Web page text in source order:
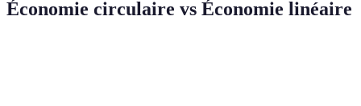
Économie circulaire vs Économie linéaire